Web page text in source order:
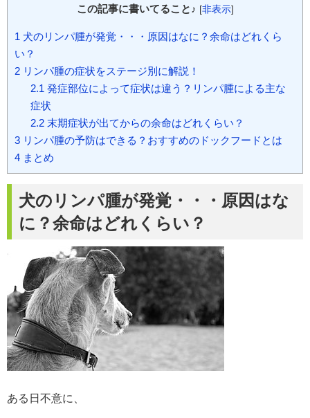
この記事に書いてること♪ [非表示]
1 犬のリンパ腫が発覚・・・原因はなに？余命はどれくら
い？
2 リンパ腫の症状をステージ別に解説！
2.1 発症部位によって症状は違う？リンパ腫による主な
症状
2.2末期症状が出てからの余命はどれくらい？
3 リンパ腫の予防はできる？おすすめのドックフードとは
4 まとめ
犬のリンパ腫が発覚・・・原因はな
に？余命はどれくらい？
ある日不意に、